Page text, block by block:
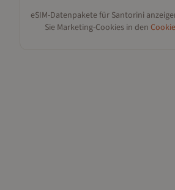
eSIM-Datenpakete für Santorini
Sie Marketing-Cookies in den